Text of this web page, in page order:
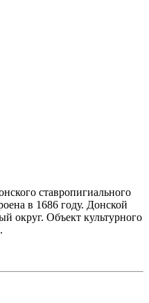
ставропигиального
в 1686 году. Донской
округ. Объект культурного